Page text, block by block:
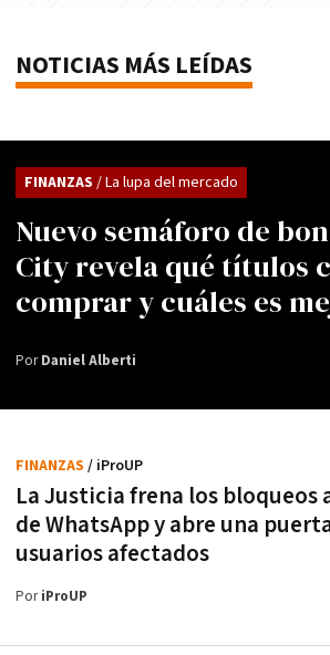
NOTICIAS MÁS LEÍDAS
Nuevo semáforo de
City revela qué títulos
comprar y cuáles es
FINANZAS / La lupa del mercado
PorDaniel Alberti
La Justicia frena los
de WhatsApp y abre una
usuarios afectados
FINANZAS / iProUP
PoriProUP